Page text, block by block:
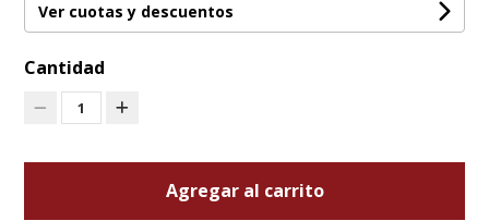
Ver cuotas y descuentos
Cantidad
1
Agregar al carrito